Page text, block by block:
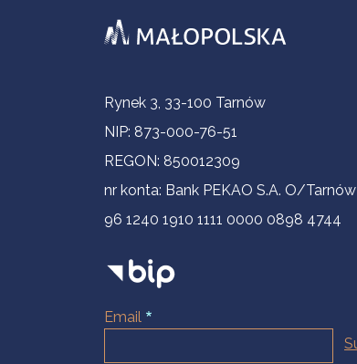
Informacje kontaktowe
Rynek 3, 33-100 Tarnów
NIP: 873-000-76-51
REGON: 850012309
nr konta: Bank PEKAO S.A. O/Tarnów
96 1240 1910 1111 0000 0898 4744
Email